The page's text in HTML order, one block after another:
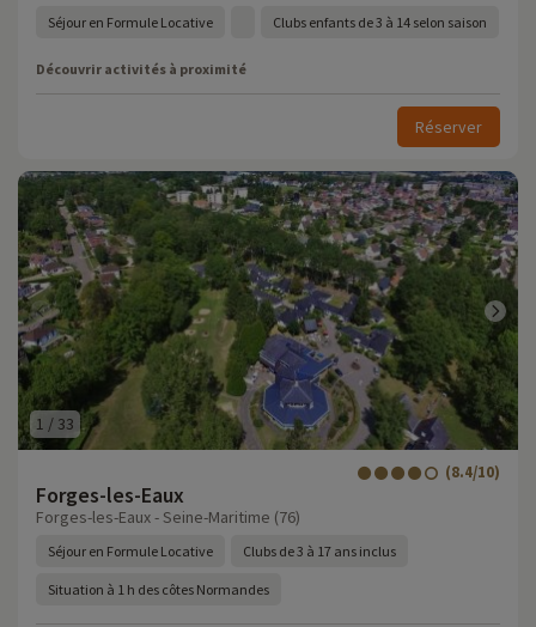
Séjour en Formule Locative Clubs enfants de 3 à 14 selon saison
Découvrir activités à proximité
Réserver
1 / 33
Forges-les-Eaux
(8.4/10)
Forges-les-Eaux - Seine-Maritime (76)
Séjour en Formule Locative Clubs de 3 à 17 ans inclus
Situation à 1 h des côtes Normandes